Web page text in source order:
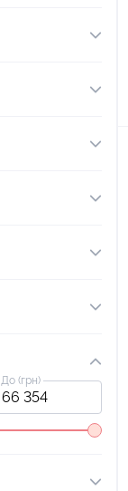
До (грн)